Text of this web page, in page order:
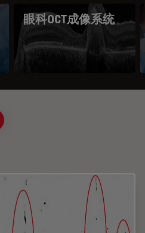
眼科OCT成像系统